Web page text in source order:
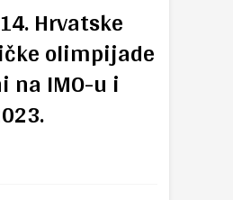
Hrvatske
olimpijade
na IMO-u i